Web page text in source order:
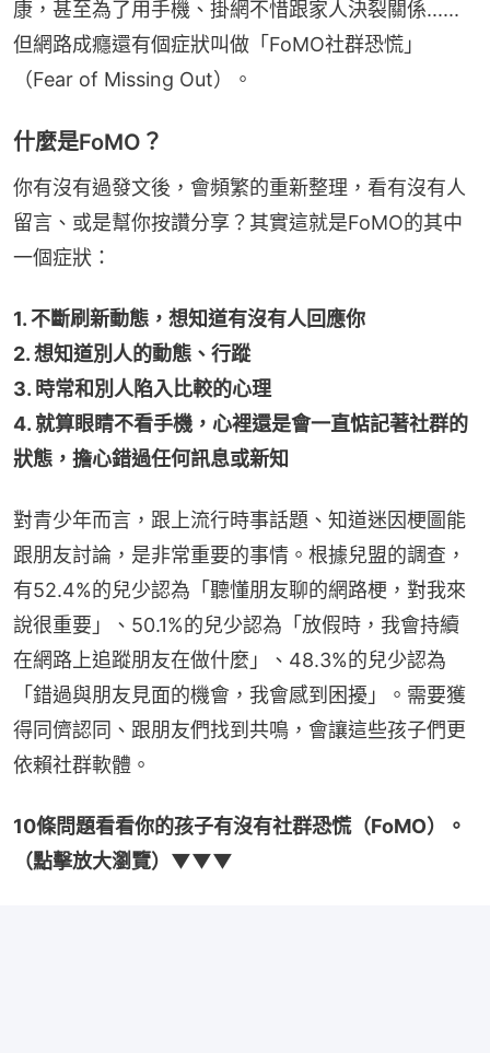
康，甚至為了用手機、掛網不惜跟家人決裂關係......
但網路成癮還有個症狀叫做「FoMO社群恐慌」
（Fear of Missing Out）。
什麼是FoMO？
你有沒有過發文後，會頻繁的重新整理，看有沒有人
留言、或是幫你按讚分享？其實這就是FoMO的其中
一個症狀：
1. 不斷刷新動態，想知道有沒有人回應你
2. 想知道別人的動態、行蹤
3. 時常和別人陷入比較的心理
4. 就算眼睛不看手機，心裡還是會一直惦記著社群的
狀態，擔心錯過任何訊息或新知
對青少年而言，跟上流行時事話題、知道迷因梗圖能
跟朋友討論，是非常重要的事情。根據兒盟的調查，
有52.4%的兒少認為「聽懂朋友聊的網路梗，對我來
說很重要」、50.1%的兒少認為「放假時，我會持續
在網路上追蹤朋友在做什麼」、48.3%的兒少認為
「錯過與朋友見面的機會，我會感到困擾」。需要獲
得同儕認同、跟朋友們找到共鳴，會讓這些孩子們更
依賴社群軟體。
10條問題看看你的孩子有沒有社群恐慌（FoMO）。
（點擊放大瀏覽）▼▼▼